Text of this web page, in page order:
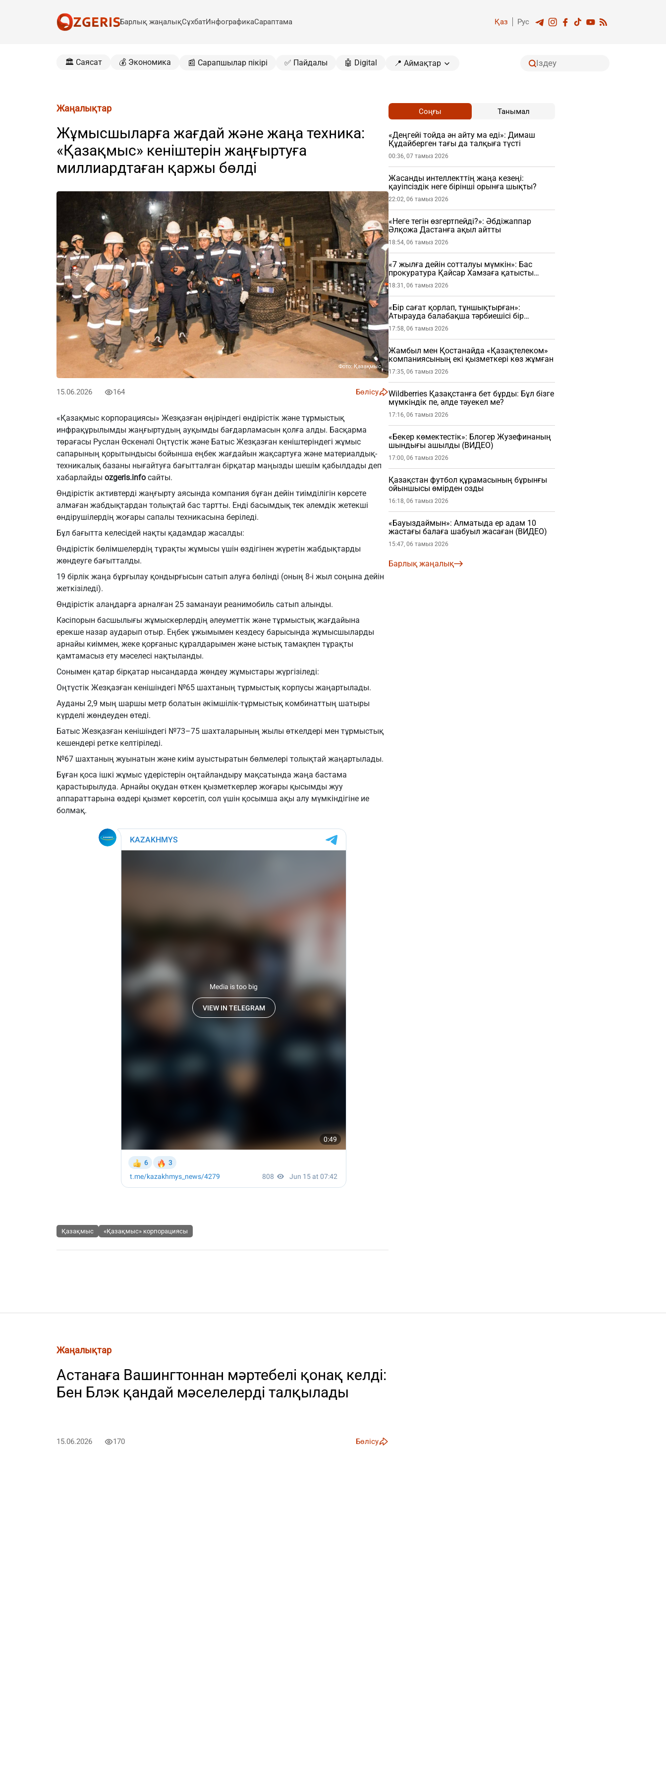
Барлық жаңалықСұхбатИнфографикаСараптама Қаз Рус
🏛️ Саясат 💰 Экономика 📰 Сарапшылар пікірі ✅ Пайдалы 🤖 Digital 📍 Аймақтар
Жаңалықтар
Жұмысшыларға жағдай және жаңа техника:
«Қазақмыс» кеніштерін жаңғыртуға
миллиардтаған қаржы бөлді
Фото: Қазақмыс
15.06.2026 164 Бөлісу
«Қазақмыс корпорациясы» Жезқазған өңіріндегі өндірістік және тұрмыстық
инфрақұрылымды жаңғыртудың ауқымды бағдарламасын қолға алды. Басқарма
төрағасы Руслан Өскенәлі Оңтүстік және Батыс Жезқазған кеніштеріндегі жұмыс
сапарының қорытындысы бойынша еңбек жағдайын жақсартуға және материалдық-
техникалық базаны нығайтуға бағытталған бірқатар маңызды шешім қабылдады деп
хабарлайды ozgeris.info сайты.
Өндірістік активтерді жаңғырту аясында компания бұған дейін тиімділігін көрсете
алмаған жабдықтардан толықтай бас тартты. Енді басымдық тек әлемдік жетекші
өндірушілердің жоғары сапалы техникасына беріледі.
Бұл бағытта келесідей нақты қадамдар жасалды:
Өндірістік бөлімшелердің тұрақты жұмысы үшін өздігінен жүретін жабдықтарды
жөндеуге бағытталды.
19 бірлік жаңа бұрғылау қондырғысын сатып алуға бөлінді (оның 8-і жыл соңына дейін
жеткізіледі).
Өндірістік алаңдарға арналған 25 заманауи реанимобиль сатып алынды.
Кәсіпорын басшылығы жұмыскерлердің әлеуметтік және тұрмыстық жағдайына
ерекше назар аударып отыр. Еңбек ұжымымен кездесу барысында жұмысшыларды
арнайы киіммен, жеке қорғаныс құралдарымен және ыстық тамақпен тұрақты
қамтамасыз ету мәселесі нақтыланды.
Сонымен қатар бірқатар нысандарда жөндеу жұмыстары жүргізіледі:
Оңтүстік Жезқазған кенішіндегі №65 шахтаның тұрмыстық корпусы жаңартылады.
Ауданы 2,9 мың шаршы метр болатын әкімшілік-тұрмыстық комбинаттың шатыры
күрделі жөндеуден өтеді.
Батыс Жезқазған кенішіндегі №73–75 шахталарының жылы өткелдері мен тұрмыстық
кешендері ретке келтіріледі.
№67 шахтаның жуынатын және киім ауыстыратын бөлмелері толықтай жаңартылады.
Бұған қоса ішкі жұмыс үдерістерін оңтайландыру мақсатында жаңа бастама
қарастырылуда. Арнайы оқудан өткен қызметкерлер жоғары қысымды жуу
аппараттарына өздері қызмет көрсетіп, сол үшін қосымша ақы алу мүмкіндігіне ие
болмақ.
Қазақмыс «Қазақмыс» корпорациясы
Соңғы Танымал
«Деңгейі тойда ән айту ма еді»: Димаш
Құдайберген тағы да талқыға түсті
00:36, 07 тамыз 2026
Жасанды интеллекттің жаңа кезеңі:
қауіпсіздік неге бірінші орынға шықты?
22:02, 06 тамыз 2026
«Неге тегін өзгертпейді?»: Әбдіжаппар
Әлқожа Дастанға ақыл айтты
18:54, 06 тамыз 2026
«7 жылға дейін сотталуы мүмкін»: Бас
прокуратура Қайсар Хамзаға қатысты
мәлімдеме жасады
18:31, 06 тамыз 2026
«Бір сағат қорлап, тұншықтырған»:
Атырауда балабақша тәрбиешісі бір
жастағы баланы ұрған (ВИДЕО)
17:58, 06 тамыз 2026
Жамбыл мен Қостанайда «Қазақтелеком»
компаниясының екі қызметкері көз жұмған
17:35, 06 тамыз 2026
Wildberries Қазақстанға бет бұрды: Бұл бізге
мүмкіндік пе, әлде тәуекел ме?
17:16, 06 тамыз 2026
«Бекер көмектестік»: Блогер Жузефинаның
шындығы ашылды (ВИДЕО)
17:00, 06 тамыз 2026
Қазақстан футбол құрамасының бұрынғы
ойыншысы өмірден озды
16:18, 06 тамыз 2026
«Бауыздаймын»: Алматыда ер адам 10
жастағы балаға шабуыл жасаған (ВИДЕО)
15:47, 06 тамыз 2026
Барлық жаңалық
Жаңалықтар
Астанаға Вашингтоннан мәртебелі қонақ келді:
Бен Блэк қандай мәселелерді талқылады